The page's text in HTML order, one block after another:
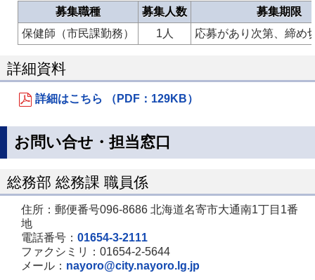
募集職種
募集人数
募集期限
保健師（市民課勤務）
1人 応募があり次第、締め
詳細資料
詳細はこちら （PDF：129KB）
お問い合せ・担当窓口
総務部 総務課 職員係
住所：郵便番号096-8686 北海道名寄市大通南1丁目1番
地
電話番号： 01654-3-2111
ファクシミリ：01654-2-5644
メール： nayoro@city.nayoro.lg.jp